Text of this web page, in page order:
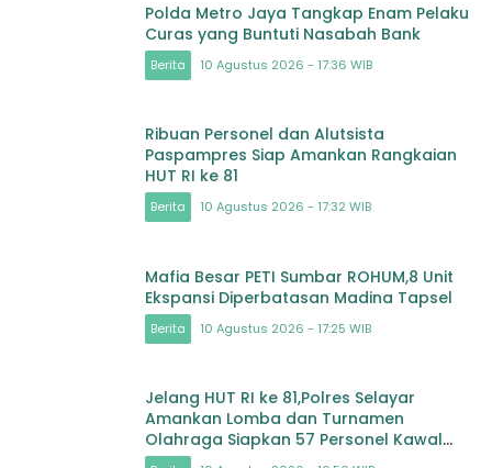
Polda Metro Jaya Tangkap Enam Pelaku
Curas yang Buntuti Nasabah Bank
Berita 10 Agustus 2026 - 17:36 WIB
Ribuan Personel dan Alutsista
Paspampres Siap Amankan Rangkaian
HUT RI ke 81
Berita 10 Agustus 2026 - 17:32 WIB
Mafia Besar PETI Sumbar ROHUM,8 Unit
Ekspansi Diperbatasan Madina Tapsel
Berita 10 Agustus 2026 - 17:25 WIB
Jelang HUT RI ke 81,Polres Selayar
Amankan Lomba dan Turnamen
Olahraga Siapkan 57 Personel Kawal
Gerak Jalan Pelajar